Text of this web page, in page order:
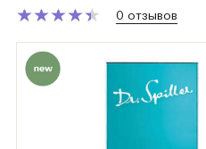
★
★★
★★
★★
★★
★ 0 отзывов